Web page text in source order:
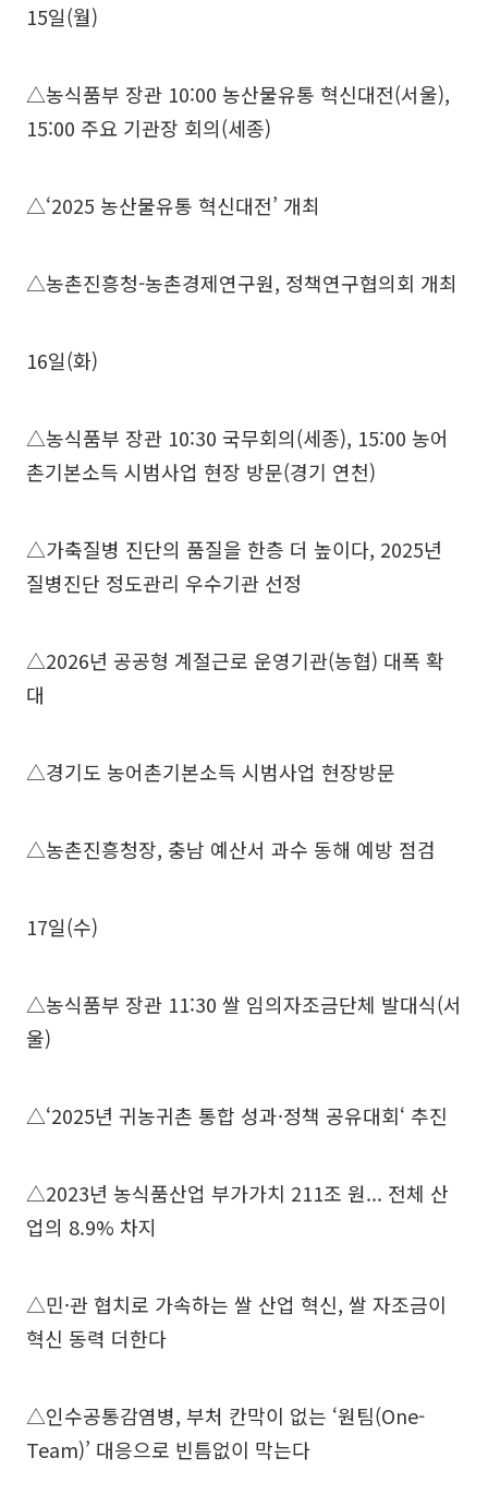
15일(월)
△농식품부 장관 10:00 농산물유통 혁신대전(서울),
15:00 주요 기관장 회의(세종)
△‘2025 농산물유통 혁신대전’ 개최
△농촌진흥청-농촌경제연구원, 정책연구협의회 개최
16일(화)
△농식품부 장관 10:30 국무회의(세종), 15:00 농어
촌기본소득 시범사업 현장 방문(경기 연천)
△가축질병 진단의 품질을 한층 더 높이다, 2025년
질병진단 정도관리 우수기관 선정
△2026년 공공형 계절근로 운영기관(농협) 대폭 확
대
△경기도 농어촌기본소득 시범사업 현장방문
△농촌진흥청장, 충남 예산서 과수 동해 예방 점검
17일(수)
△농식품부 장관 11:30 쌀 임의자조금단체 발대식(서
울)
△‘2025년 귀농귀촌 통합 성과·정책 공유대회‘ 추진
△2023년 농식품산업 부가가치 211조 원... 전체 산
업의 8.9% 차지
△민·관 협치로 가속하는 쌀 산업 혁신, 쌀 자조금이
혁신 동력 더한다
△인수공통감염병, 부처 칸막이 없는 ‘원팀(One-
Team)’ 대응으로 빈틈없이 막는다